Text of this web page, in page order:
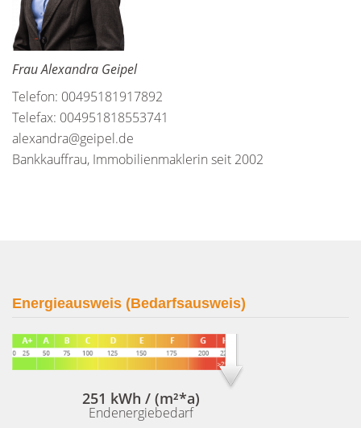
Frau Alexandra Geipel
Telefon: 00495181917892
Telefax: 004951818553741
alexandra@geipel.de
Bankkauffrau, Immobilienmaklerin seit 2002
Energieausweis (Bedarfsausweis)
251 kWh / (m²*a)
Endenergiebedarf